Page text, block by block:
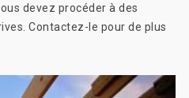
devez procéder à des
Contactez-le pour de plus